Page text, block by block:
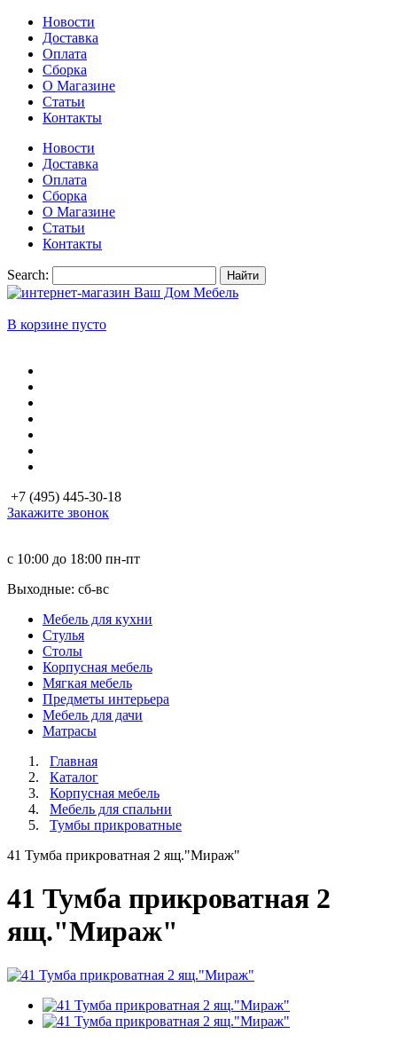
Новости
Доставка
Оплата
Сборка
О Магазине
Статьи
Контакты
Новости
Доставка
Оплата
Сборка
О Магазине
Статьи
Контакты
Search: Найти
В корзине пусто
+7 (495) 445-30-18
Закажите звонок
с 10:00 до 18:00 пн-пт
Выходные: сб-вc
Мебель для кухни
Стулья
Столы
Корпусная мебель
Мягкая мебель
Предметы интерьера
Мебель для дачи
Матраcы
Главная
Каталог
Корпусная мебель
Мебель для спальни
Тумбы прикроватные
41 Тумба прикроватная 2 ящ."Мираж"
41 Тумба прикроватная 2
ящ."Мираж"